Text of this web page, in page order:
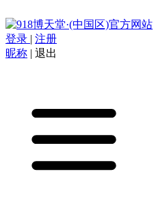
登录 | 注册
昵称 | 退出